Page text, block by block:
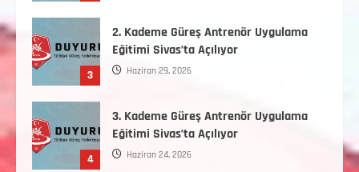
4
3. Kademe Güreş Antrenör Uygulama
Eğitimi Sivas’ta Açılıyor
Haziran 24, 2026
5
TÜRKİYE GÜREŞ FEDERASYONU 2026 YILI
9-10-11-12-13-14 YAŞMİNİKLER TÜRKİYE
ŞAMPİYONASI İLLERE VERİLEN
KONTENJAN VE TEKNİK KONULAR